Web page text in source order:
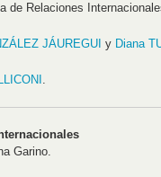
de Relaciones
JÁUREGUI y Diana
Garino.